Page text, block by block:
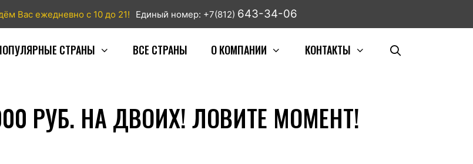
Вас ежедневно с 10 до 21! Единый номер: +7(812) 643-34-06
СТРАНЫ ВСЕ СТРАНЫ О КОМПАНИИ КОНТАКТЫ
РУБ. НА ДВОИХ! ЛОВИТЕ МОМЕНТ!